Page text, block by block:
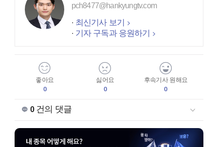
pch8477@hankyungtv.com
최신기사 보기
기자 구독과 응원하기
좋아요
0
싫어요
0
후속기사 원해요
0
0건의 댓글